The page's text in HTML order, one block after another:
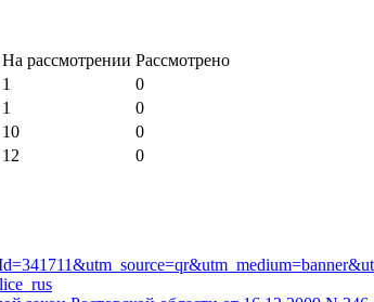
На рассмотрении Рассмотрено
1
0
1
0
10
0
12 0